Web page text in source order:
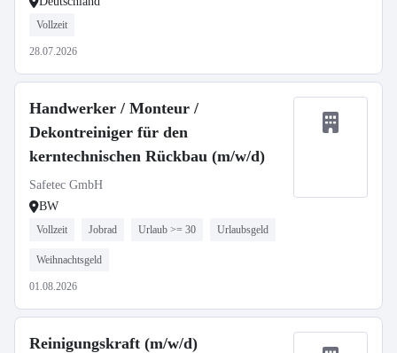
Vollzeit
28.07.2026
Handwerker / Monteur /
Dekontreiniger für den
kerntechnischen Rückbau (m/w/d)
Safetec GmbH
BW
Vollzeit Jobrad Urlaub >= 30 Urlaubsgeld
Weihnachtsgeld
01.08.2026
Reinigungskraft (m/w/d)